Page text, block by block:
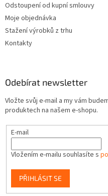
Odstoupení od kupní smlouvy
Moje objednávka
Stažení výrobků z trhu
Kontakty
Odebírat newsletter
Vložte svůj e-mail a my vám
produktech na našem e-shopu.
E-mail
Vložením e-mailu souhlasíte s
PŘIHLÁSIT SE